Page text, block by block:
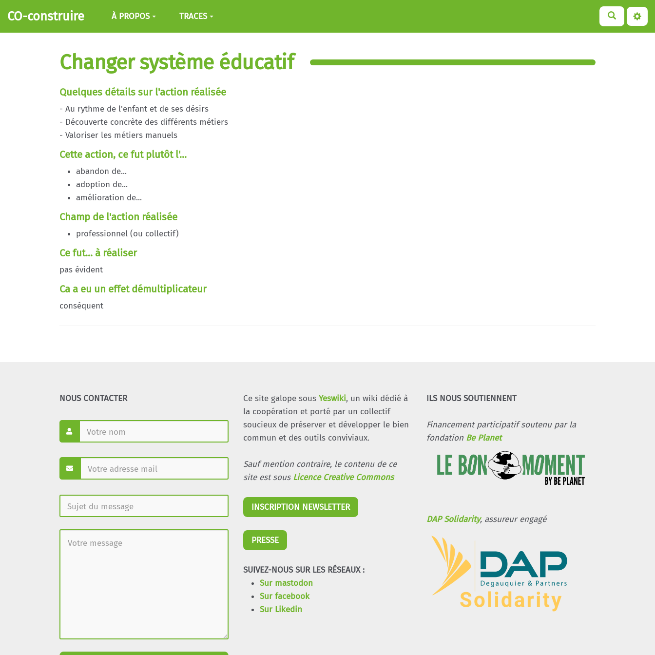
Aller au contenu principal
CO-construire À PROPOS TRACES
Changer système éducatif
Quelques détails sur l'action réalisée
- Au rythme de l'enfant et de ses désirs
- Découverte concrète des différents métiers
- Valoriser les métiers manuels
Cette action, ce fut plutôt l'...
abandon de...
adoption de...
amélioration de...
Champ de l'action réalisée
professionnel (ou collectif)
Ce fut... à réaliser
pas évident
Ca a eu un effet démultiplicateur
conséquent
NOUS CONTACTER Ce site galope sous Yeswiki, un wiki dédié à
la coopération et porté par un collectif
soucieux de préserver et développer le bien
commun et des outils conviviaux.
Sauf mention contraire, le contenu de ce
site est sous Licence Creative Commons
INSCRIPTION NEWSLETTER
PRESSE
SUIVEZ-NOUS SUR LES RÉSEAUX :
Sur mastodon
Sur facebook
Sur Likedin
ILS NOUS SOUTIENNENT
Financement participatif soutenu par la
fondation Be Planet
DAP Solidarity, assureur engagé